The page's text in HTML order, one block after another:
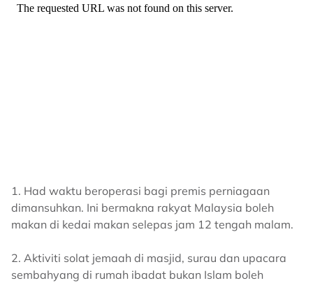
1. Had waktu beroperasi bagi premis perniagaan
dimansuhkan. Ini bermakna rakyat Malaysia boleh
makan di kedai makan selepas jam 12 tengah malam.
2. Aktiviti solat jemaah di masjid, surau dan upacara
sembahyang di rumah ibadat bukan Islam boleh